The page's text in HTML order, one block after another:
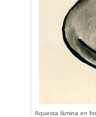
Aquesta làmina en